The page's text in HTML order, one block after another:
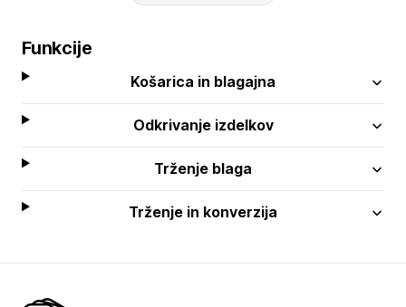
Funkcije
Košarica in blagajna
Odkrivanje izdelkov
Trženje blaga
Trženje in konverzija